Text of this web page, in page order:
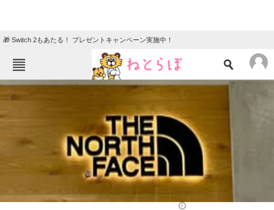
🎁 Switch 2もあたる！ プレゼントキャンペーン実施中！
ねとらぼメニュー
TOP
クイズ
地域
教育・育児
動物